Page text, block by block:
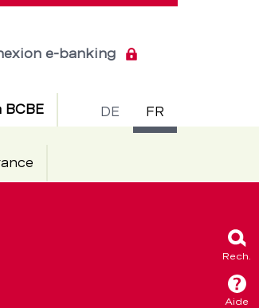
langue
DE FR
e-banking
BCBE
Rech.
Aide